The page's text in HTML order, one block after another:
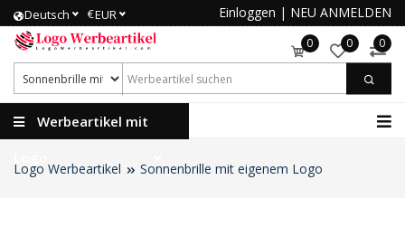
Deutsch €EUR Einloggen | NEU ANMELDEN
0 0 0
Werbeartikel mit
Logo Werbeartikel Sonnenbrille mit eigenem Logo